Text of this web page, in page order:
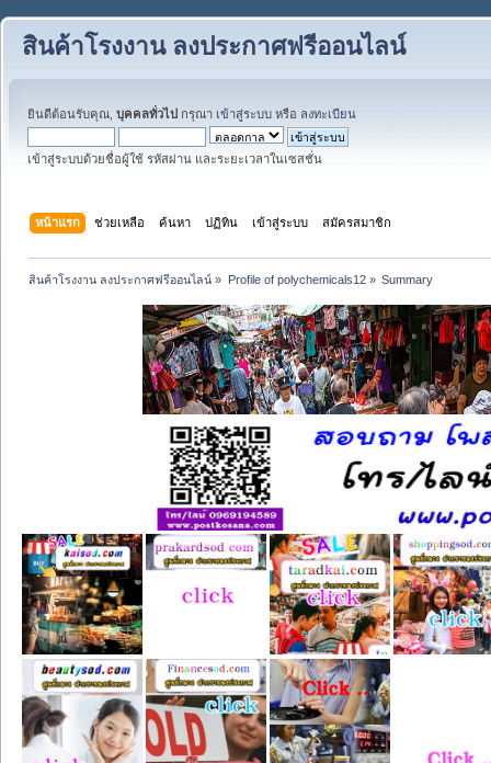
สินค้าโรงงาน ลงประกาศฟรีออนไลน์
ยินดีต้อนรับคุณ, บุคคลทั่วไป กรุณา เข้าสู่ระบบ หรือ ลงทะเบียน
เข้าสู่ระบบด้วยชื่อผู้ใช้ รหัสผ่าน และระยะเวลาในเซสชั่น
หน้าแรก ช่วยเหลือ ค้นหา ปฏิทิน เข้าสู่ระบบ สมัครสมาชิก
สินค้าโรงงาน ลงประกาศฟรีออนไลน์ » Profile of polychemicals12» Summary